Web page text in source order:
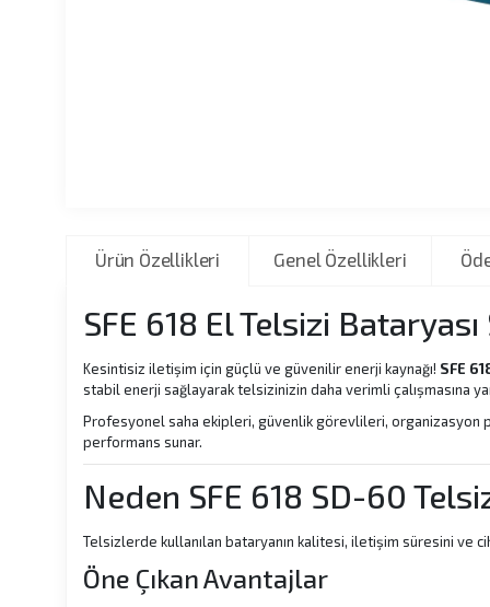
Ürün Özellikleri Genel Özellikleri
SFE 618 El Telsizi
Kesintisiz iletişim için güçlü ve güvenilir enerji kaynağı! SFE
stabil enerji sağlayarak telsizinizin daha verimli çalışmasına
Profesyonel saha ekipleri, güvenlik görevlileri, organizasyon
performans sunar.
Neden SFE 618 SD-60
Telsizlerde kullanılan bataryanın kalitesi, iletişim süresini ve
Öne Çıkan Avantajlar